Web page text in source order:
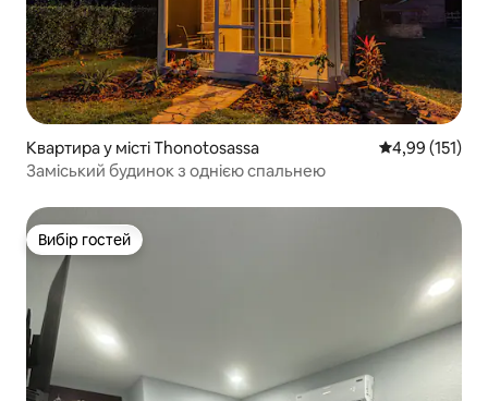
Квартира у місті Thonotosassa Середня
4,99 (151)
Заміський будинок з однією спальнею
Вибір гостей
Вибір гостей